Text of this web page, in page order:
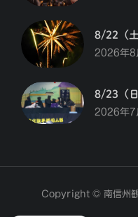
8/22（
2026年8
8/23（
2026年7
Copyright © 南信州